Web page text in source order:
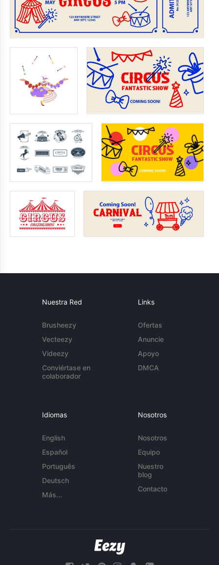
Nuestra Red
Brusheezy
Vecteezy
Videezy
Conviértase en
colaborador
Links
Ofertas
Anuncie
Apoyo
DMCA
Idiomas
English
Español
Português
Deutsch
Más...
Nosotros
Nosotros
Equipo
Nuestro
blog
Contacto